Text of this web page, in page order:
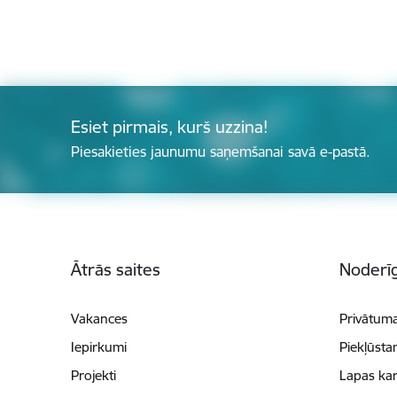
Esiet pirmais, kurš uzzina!
Piesakieties jaunumu saņemšanai savā e-pastā.
Ātrās saites
Vakances
Iepirkumi
Projekti
Lapas